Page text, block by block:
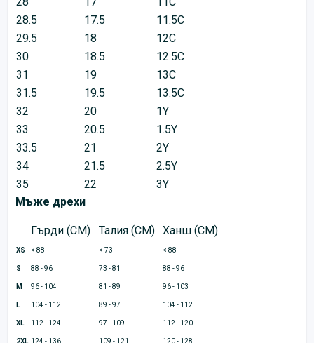
28.5
17.5
11.5C
29.5
18
12C
30
18.5
12.5C
31
19
13C
31.5
19.5
13.5C
32
20
1Y
33
20.5
1.5Y
33.5
21
2Y
34
21.5
2.5Y
35
22
3Y
Мъже дрехи
Гърди (CM) Талия (CM) Ханш (CM)
XS < 88 < 73 < 88
S 88 - 96 73 - 81 88 - 96
M 96 - 104 81 - 89 96 - 103
L 104 - 112 89 - 97 104 - 112
XL 112 - 124 97 - 109 112 - 120
2XL 124 - 136 109 - 121 120 - 128